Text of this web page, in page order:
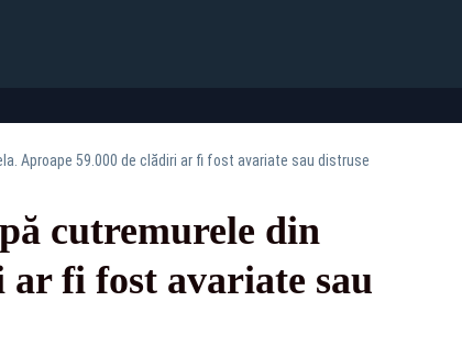
Aproape 59.000 de clădiri ar fi fost avariate sau distruse
cutremurele din
ar fi fost avariate sau